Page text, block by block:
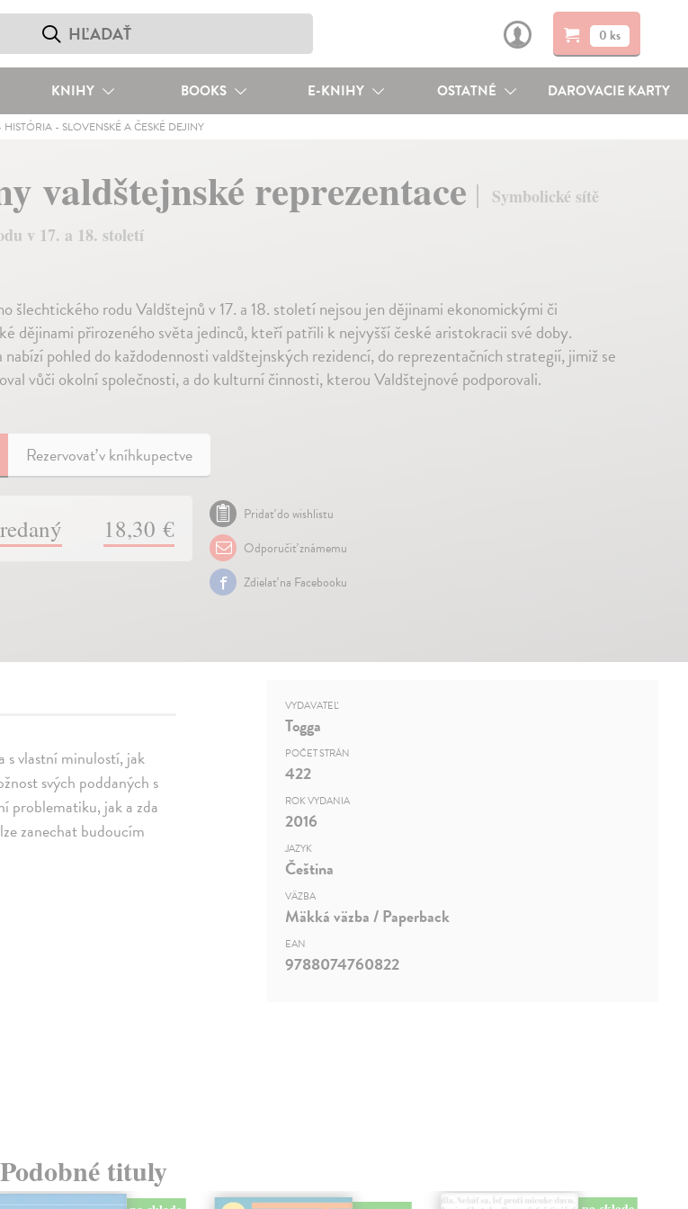
0 ks
KNIHY BOOKS E-KNIHY OSTATNÉ DAROVACIE KARTY
HISTÓRIA- SLOVENSKÉ A ČESKÉ DEJINY
valdštejnské reprezentace
Symbolické sítě
v 17. a 18. století
šlechtického rodu Valdštejnů v 17. a 18. století nejsou jen dějinami ekonomickými či
dějinami přirozeného světa jedinců, kteří patřili k nejvyšší české aristokracii své doby.
nabízí pohled do každodennosti valdštejnských rezidencí, do reprezentačních strategií, jimiž se
vůči okolní společnosti, a do kulturní činnosti, kterou Valdštejnové podporovali.
Rezervovať v kníhkupectve
18,30 €
Pridať do wishlistu
Odporučiť známemu
Zdielať na Facebooku
s vlastní minulostí, jak
svých poddaných s
problematiku, jak a zda
zanechat budoucím
VYDAVATEĽ
Togga
POČET STRÁN
422
ROK VYDANIA
2016
JAZYK
Čeština
VÄZBA
Mäkká väzba / Paperback
EAN
9788074760822
Podobné tituly